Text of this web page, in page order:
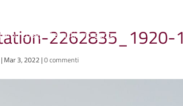
cose, intervistiamo gente
2262835_1920-1
|Mar 3, 2022 |0 commenti